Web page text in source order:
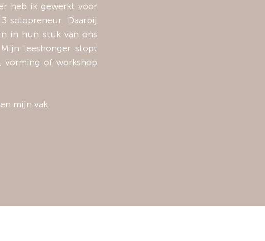
heb ik gewerkt voor
solopreneur. Daarbij
in hun stuk van ons
leeshonger stopt
vorming of workshop
mijn vak.